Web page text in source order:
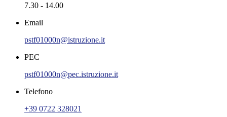
7.30 - 14.00
Email
pstf01000n@istruzione.it
PEC
pstf01000n@pec.istruzione.it
Telefono
+39 0722 328021